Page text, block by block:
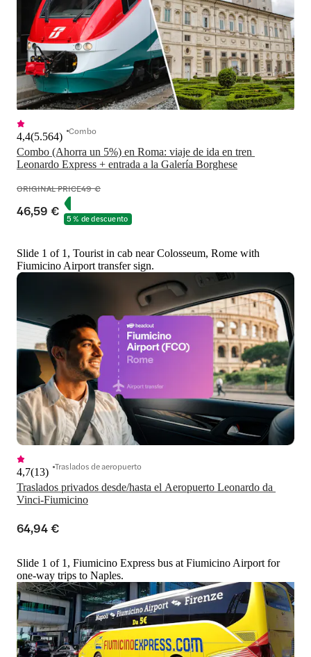
Combo (Ahorra un 5%) en Roma: viaje de ida en tren
Leonardo Express + entrada a la Galería Borghese
4,4(5.564) Combo
ORIGINAL PRICE49 €
46,59 € 5 % de descuento
Slide 1 of 1, Tourist in cab near Colosseum, Rome with
Fiumicino Airport transfer sign.
Traslados privados desde/hasta el Aeropuerto Leonardo da
Vinci-Fiumicino
4,7(13) Traslados de aeropuerto
64,94 €
Slide 1 of 1, Fiumicino Express bus at Fiumicino Airport for
one-way trips to Naples.